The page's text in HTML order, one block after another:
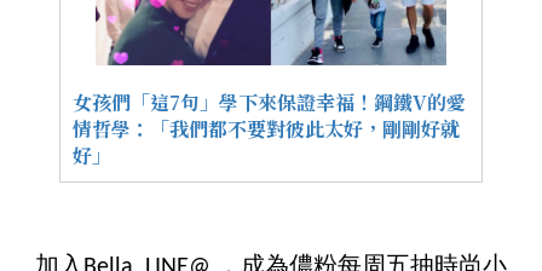
女孩們「這7句」學下來保證幸福！鋼鐵V的愛
情哲學：「我們都不要對彼此太好，剛剛好就
好」